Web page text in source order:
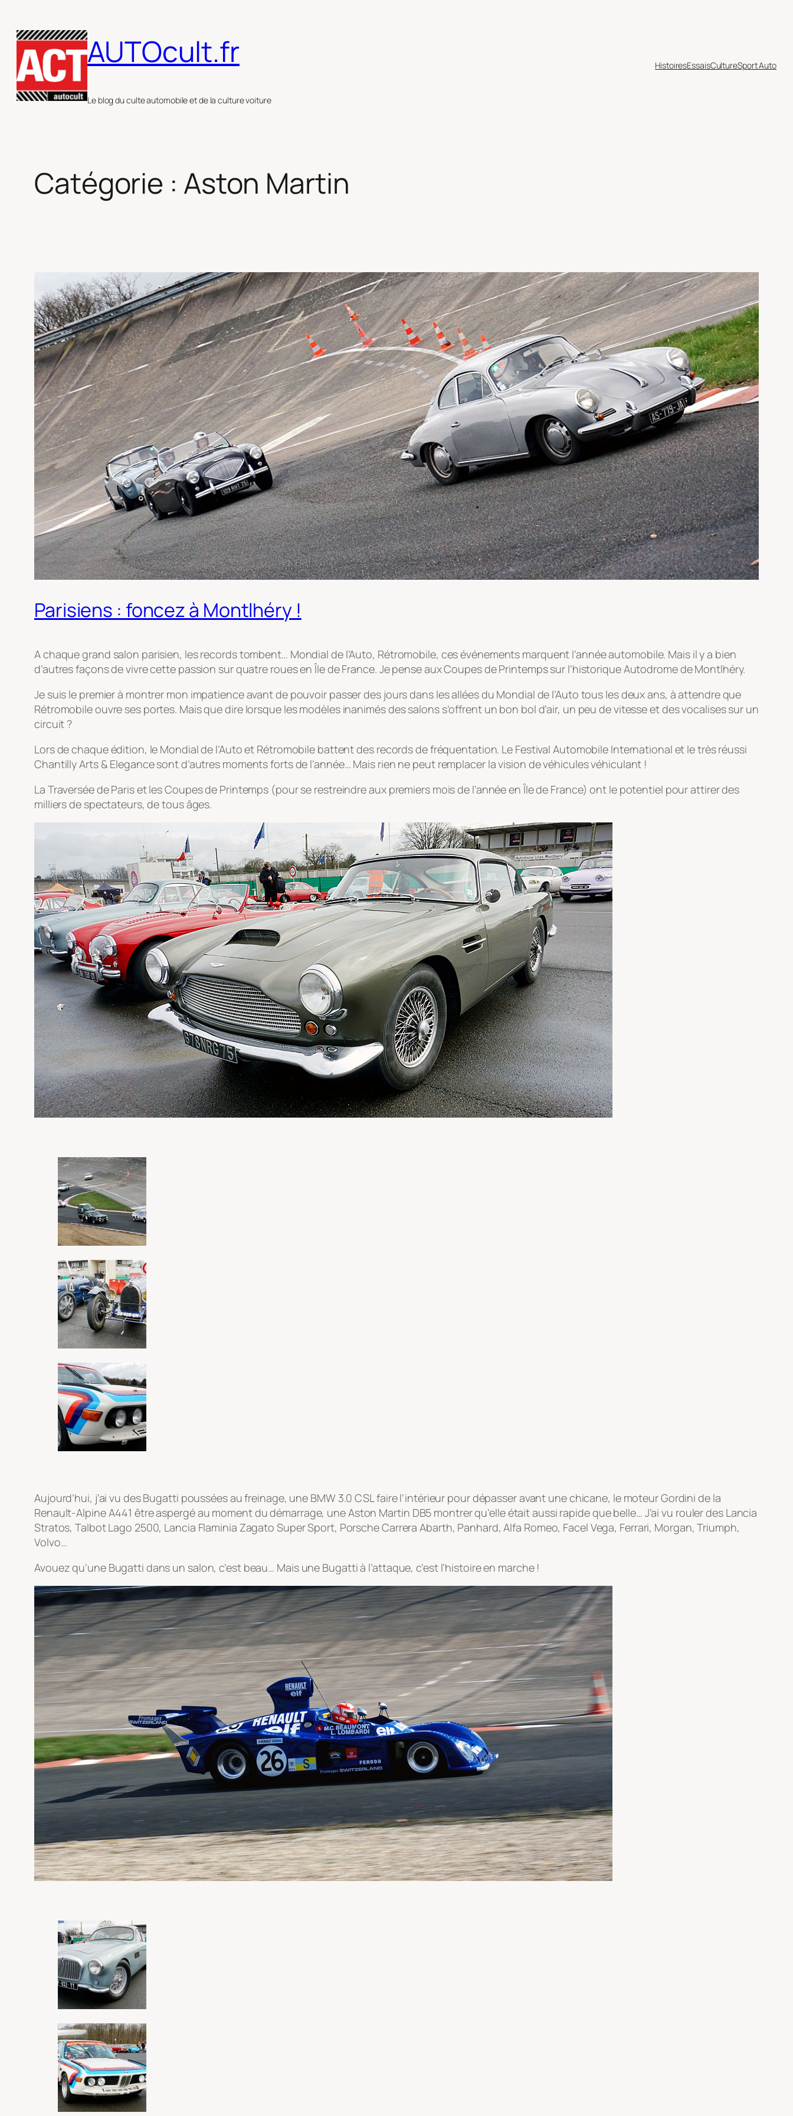
au
contenu
AUTOcult.fr
Le blog du culte automobile et de la culture voiture
HistoiresEssaisCultureSport Auto
Catégorie : Aston Martin
Parisiens : foncez à Montlhéry !
A chaque grand salon parisien, les records tombent… Mondial de l’Auto, Rétromobile, ces événements marquent l’année automobile. Mais il y a bien
d’autres façons de vivre cette passion sur quatre roues en Île de France. Je pense aux Coupes de Printemps sur l’historique Autodrome de Montlhéry.
Je suis le premier à montrer mon impatience avant de pouvoir passer des jours dans les allées du Mondial de l’Auto tous les deux ans, à attendre que
Rétromobile ouvre ses portes. Mais que dire lorsque les modèles inanimés des salons s’offrent un bon bol d’air, un peu de vitesse et des vocalises sur un
circuit ?
Lors de chaque édition, le Mondial de l’Auto et Rétromobile battent des records de fréquentation. Le Festival Automobile International et le très réussi
Chantilly Arts & Elegance sont d’autres moments forts de l’année… Mais rien ne peut remplacer la vision de véhicules véhiculant !
La Traversée de Paris et les Coupes de Printemps (pour se restreindre aux premiers mois de l’année en Île de France) ont le potentiel pour attirer des
milliers de spectateurs, de tous âges.
Aujourd’hui, j’ai vu des Bugatti poussées au freinage, une BMW 3.0 CSL faire l’intérieur pour dépasser avant une chicane, le moteur Gordini de la
Renault-Alpine A441 être aspergé au moment du démarrage, une Aston Martin DB5 montrer qu’elle était aussi rapide que belle… J’ai vu rouler des Lancia
Stratos, Talbot Lago 2500, Lancia Flaminia Zagato Super Sport, Porsche Carrera Abarth, Panhard, Alfa Romeo, Facel Vega, Ferrari, Morgan, Triumph,
Volvo…
Avouez qu’une Bugatti dans un salon, c’est beau… Mais une Bugatti à l’attaque, c’est l’histoire en marche !